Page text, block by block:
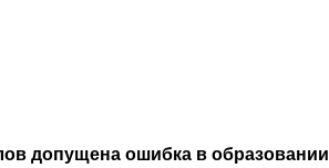
допущена ошибка в образовании